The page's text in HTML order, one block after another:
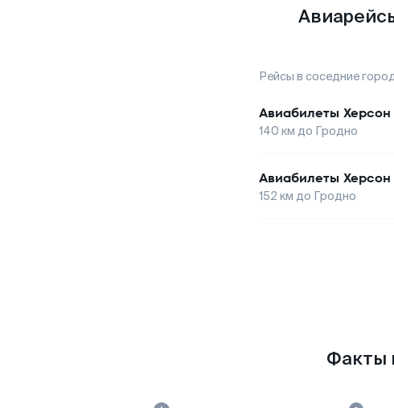
Рейсы в соседние
Авиабилеты Херсон
140 км до Гродно
Авиабилеты Херсон
152 км до Гродно
Факты